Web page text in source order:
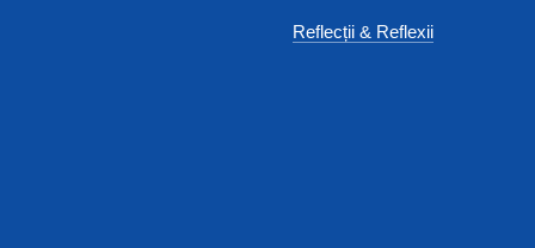
Reflecții & Reflexii